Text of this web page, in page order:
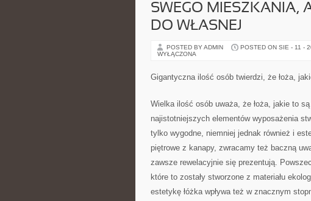
SWEGO MIESZKANIA,
DO WŁASNEJ
POSTED BY ADMIN POSTED ON SIE - 11 -
WYŁĄCZONA
Gigantyczna ilość osób twierdzi, że łoża,
Wielka ilość osób uważa, że łoża, jakie to
najistotniejszych elementów wyposażenia
tylko wygodne, niemniej jednak również i
piętrowe z kanapy, zwracamy też baczną
zawsze rewelacyjnie się prezentują.
które to zostały stworzone z materiału
estetykę łóżka wpływa też w znacznym